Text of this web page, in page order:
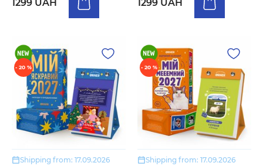
1299 UAH 1299 UAH
- 20 %
Shipping from: 17.09.2026
- 20 %
Shipping from: 17.09.2026